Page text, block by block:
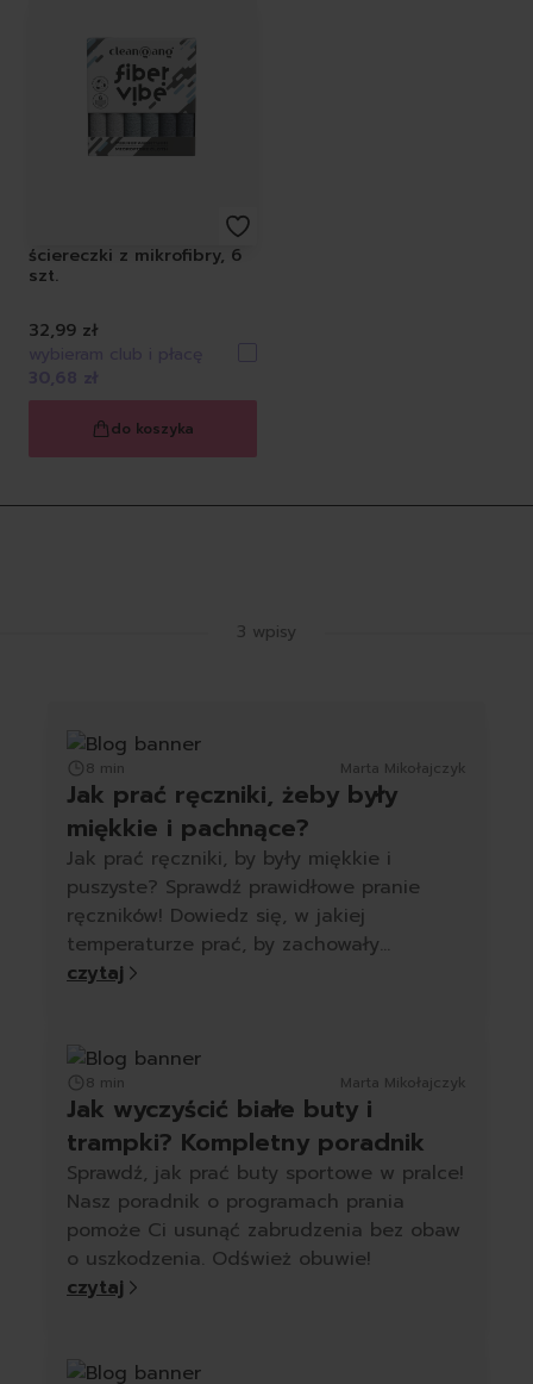
ściereczki z mikrofibry, 6
szt.
32,99 zł
do koszyka
3 wpisy
8 min Marta Mikołajczyk
Jak prać ręczniki, żeby były
miękkie i pachnące?
Jak prać ręczniki, by były miękkie i
puszyste? Sprawdź prawidłowe pranie
ręczników! Dowiedz się, w jakiej
temperaturze prać, by zachowały
miękkość.
czytaj
8 min Marta Mikołajczyk
Jak wyczyścić białe buty i
trampki? Kompletny poradnik
Sprawdź, jak prać buty sportowe w pralce!
Nasz poradnik o programach prania
pomoże Ci usunąć zabrudzenia bez obaw
o uszkodzenia. Odśwież obuwie!
czytaj